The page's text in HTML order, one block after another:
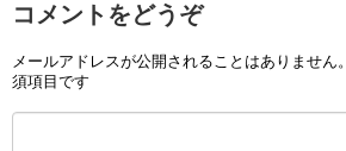
コメントをどうぞ
メールアドレスが公開されることはありません。
須項目です